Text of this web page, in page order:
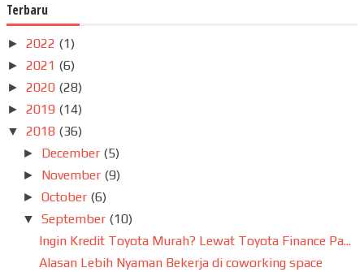
Terbaru
► 2022 (1)
► 2021 (6)
► 2020 (28)
► 2019 (14)
▼ 2018 (36)
► December (5)
► November (9)
►October (6)
▼September (10)
Ingin Kredit Toyota Murah? Lewat Toyota Finance Pa...
Alasan Lebih Nyaman Bekerja di coworking space